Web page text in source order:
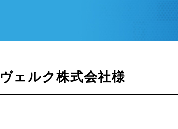
ヴェルク株式会社様